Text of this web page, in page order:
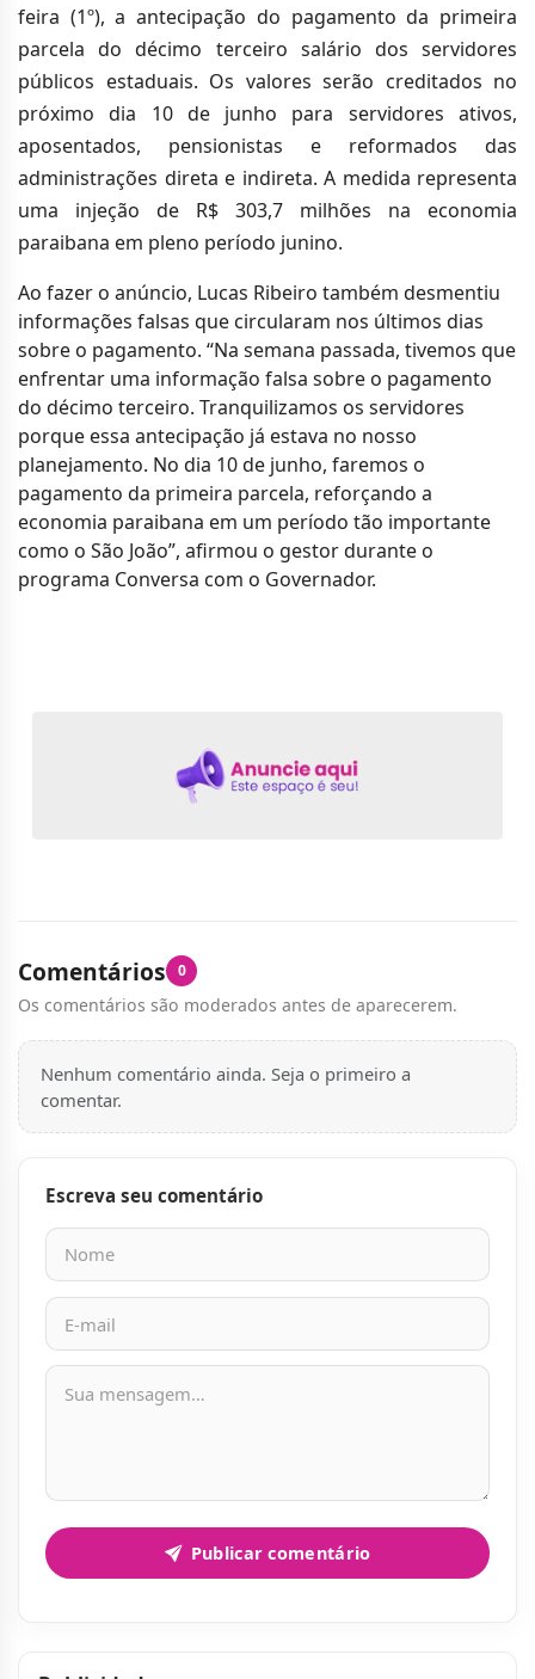
feira (1º), a antecipação do pagamento da primeira
parcela do décimo terceiro salário dos servidores
públicos estaduais. Os valores serão creditados no
próximo dia 10 de junho para servidores ativos,
aposentados, pensionistas e reformados das
administrações direta e indireta. A medida representa
uma injeção de R$ 303,7 milhões na economia
paraibana em pleno período junino.
Ao fazer o anúncio, Lucas Ribeiro também desmentiu
informações falsas que circularam nos últimos dias
sobre o pagamento. “Na semana passada, tivemos que
enfrentar uma informação falsa sobre o pagamento
do décimo terceiro. Tranquilizamos os servidores
porque essa antecipação já estava no nosso
planejamento. No dia 10 de junho, faremos o
pagamento da primeira parcela, reforçando a
economia paraibana em um período tão importante
como o São João”, afirmou o gestor durante o
programa Conversa com o Governador.
Comentários 0
Os comentários são moderados antes de aparecerem.
Nenhum comentário ainda. Seja o primeiro a
comentar.
Escreva seu comentário
Nome
E-mail
Mensagem
Publicar comentário